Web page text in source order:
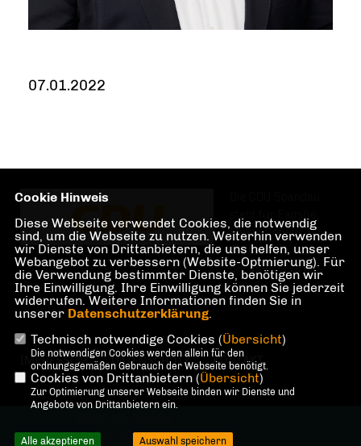
07.01.2022
Investitionen und
Teilhabe im und am
Berliner Bezirk
Spandau.
IMPRESSUM DATENSCHUTZ KONTAKT
Alle Rechte vorbehalten.
Cookie Hinweis
Diese Webseite verwendet Cookies, die notwendig
sind, um die Webseite zu nutzen. Weiterhin verwenden
wir Dienste von Drittanbietern, die uns helfen, unser
Webangebot zu verbessern (Website-Optmierung). Für
die Verwendung bestimmter Dienste, benötigen wir
Ihre Einwilligung. Ihre Einwilligung können Sie jederzeit
widerrufen. Weitere Informationen finden Sie in
unserer Datenschutzerklärung.
Technisch notwendige Cookies (Übersicht)
Die notwendigen Cookies werden allein für den
ordnungsgemäßen Gebrauch der Webseite benötigt.
Cookies von Drittanbietern (Übersicht)
Zur Optimierung unserer Webseite binden wir Dienste und
Angebote von Drittanbietern ein.
Alle akzeptieren Auswahl speichern